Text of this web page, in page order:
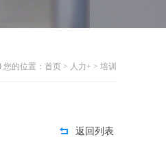
您的位置： 首页 > 人力+ > 培训
返回列表